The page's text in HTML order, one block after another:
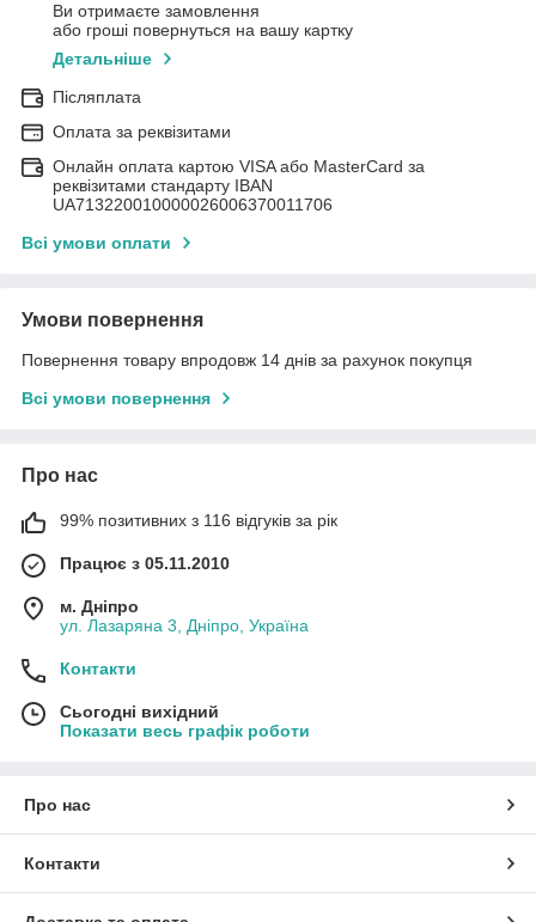
Ви отримаєте замовлення
або гроші повернуться на вашу картку
Детальніше
Післяплата
Оплата за реквізитами
Онлайн оплата картою VISA або MasterCard за
реквізитами стандарту IBAN
UA713220010000026006370011706
Всі умови оплати
Умови повернення
Повернення товару впродовж 14 днів за рахунок покупця
Всі умови повернення
Про нас
99% позитивних з 116 відгуків за рік
Працює з 05.11.2010
м. Дніпро
ул. Лазаряна 3, Дніпро, Україна
Контакти
Сьогодні вихідний
Показати весь графік роботи
Про нас
Контакти